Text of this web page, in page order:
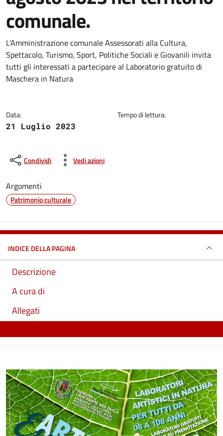
comunale.
Dettagli della notizia
L'Amministrazione comunale Assessorati alla Cultura,
Spettacolo, Turismo, Sport, Politiche Sociali e Giovanili invita
tutti gli interessati a partecipare al Laboratorio gratuito di
Maschera in Natura
Data:
21 Luglio 2023
Tempo di lettura:
Condividi Vedi azioni
Argomenti
Patrimonio culturale
INDICE DELLA PAGINA
Descrizione
A cura di
Allegati